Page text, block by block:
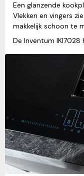
Een glanzende
Vlekken en vingers
makkelijk schoon te
De Inventum